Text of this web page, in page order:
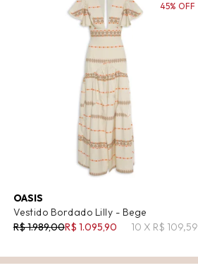
OASIS
Vestido Bordado Lilly - Bege
R$ 1.989,00R$ 1.095,90 10 X R$ 109,59
45% OFF